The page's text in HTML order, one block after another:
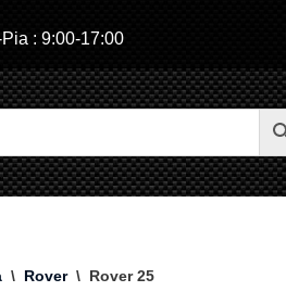
: 9:00-17:00
\ Rover \ Rover 25